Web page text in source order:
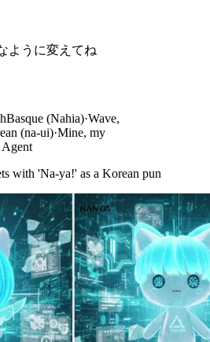
ように変えてね
Basque (Nahia)·Wave,
(na-ui)·Mine, my
with 'Na-ya!' as a Korean pun